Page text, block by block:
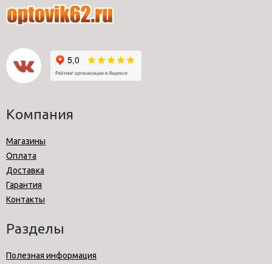
Компания
Магазины
Оплата
Доставка
Гарантия
Контакты
Разделы
Полезная информация